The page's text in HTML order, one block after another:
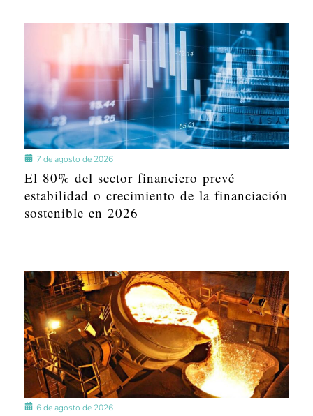
7 de agosto de 2026
El 80% del sector financiero prevé
estabilidad o crecimiento de la financiación
sostenible en 2026
6 de agosto de 2026